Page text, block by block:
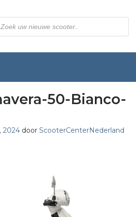
50-Bianco-
2024 door ScooterCenterNederland